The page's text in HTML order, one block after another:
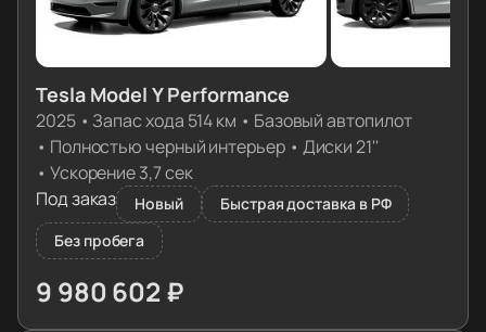
Tesla Model Y Performance
2025• Запас хода 514 км • Базовый автопилот
• Полностью черный интерьер• Диски 21''
• Ускорение 3,7 сек
Под заказ
Новый
Быстрая доставка в РФ
Без пробега
9 980 602 ₽
≈ 99 283€